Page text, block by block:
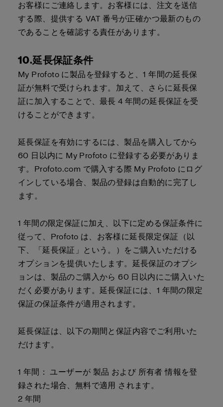
お客様にご連絡します。お客様には、注文を送信
する際、提供する VAT 番号が正確かつ最新のもの
であることを確認する責任があります。
10.延長保証条件
My Profoto に製品を登録すると、1 年間の延長保
証が無料で受けられます。加えて、さらに延長保
証に加入することで、最長 4 年間の延長保証を受
けることができます。
延長保証を有効にするには、製品を購入してから
60 日以内に My Profoto に登録する必要がありま
す。Profoto.com で購入する際 My Profoto にログ
インしている場合、製品の登録は自動的に完了し
ます。
1 年間の限定保証に加え、以下に定める保証条件に
従って、Profoto は、お客様に延長限定保証（以
下、「延長保証」という。）をご購入いただける
オプションを提供いたします。延長保証のオプシ
ョンは、製品のご購入から 60 日以内にご購入いた
だく必要があります。延長保証には、1 年間の限定
保証の保証条件が適用されます。
延長保証は、以下の期間と保証内容でご利用いた
だけます。
1 年間： ユーザーが 製品 および 所有者 情報を登
録された場合、無料で適用 されます。
2 年間